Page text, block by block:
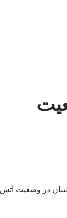
لبنان در وضعیت آتش